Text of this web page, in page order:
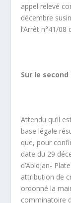
appel relevé
décembre
l’Arrêt n°41/
Sur le second
Attendu qu’il
base légale
que, pour
date du 29
d’Abidjan-
attribution de
ordonné la
comminatoire